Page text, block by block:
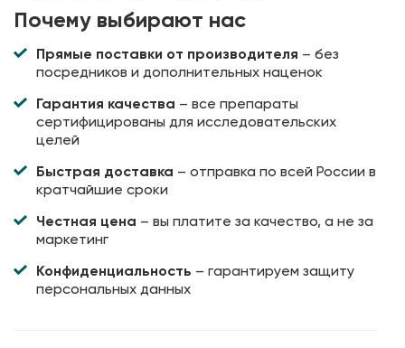
Почему выбирают нас
Прямые поставки от производителя – без
посредников и дополнительных наценок
Гарантия качества – все препараты
сертифицированы для исследовательских
целей
Быстрая доставка – отправка по всей России в
кратчайшие сроки
Честная цена – вы платите за качество, а не за
маркетинг
Конфиденциальность – гарантируем защиту
персональных данных